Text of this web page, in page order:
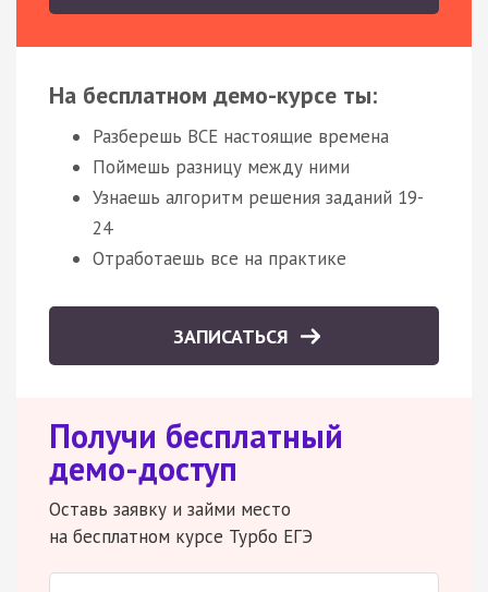
На бесплатном демо-курсе ты:
Разберешь ВСЕ настоящие времена
Поймешь разницу между ними
Узнаешь алгоритм решения заданий 19-
24
Отработаешь все на практике
ЗАПИСАТЬСЯ
Получи бесплатный
демо-доступ
Оставь заявку и займи место
на бесплатном курсе Турбо ЕГЭ